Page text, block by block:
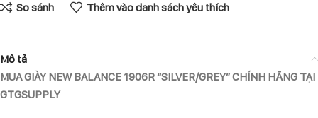
So sánh Thêm vào danh sách yêu thích
Mô tả
MUA GIÀY NEW BALANCE 1906R “SILVER/GREY” CHÍNH HÃNG TẠI
GTGSUPPLY